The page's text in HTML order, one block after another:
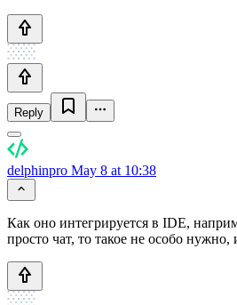
Reply
delphinpro May 8 at 10:38
Как оно интегрируется в IDE,
просто чат, то такое не особо нужно,